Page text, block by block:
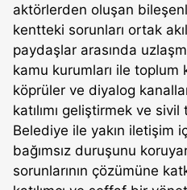
aktörlerden oluşan
kentteki sorunları ortak
paydaşlar arasında
kamu kurumları ile toplum
köprüler ve diyalog
katılımı geliştirmek ve
Belediye ile yakın iletişim
bağımsız duruşunu
sorunlarının çözümüne